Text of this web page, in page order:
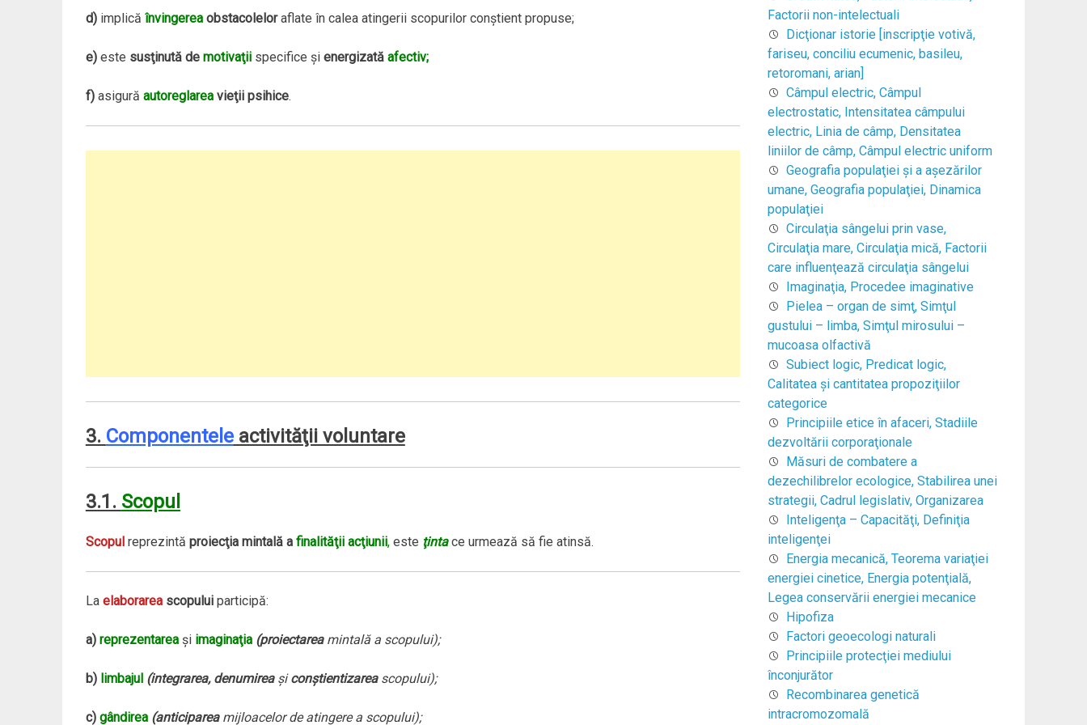
d)implică învingereaobstacoleloraflate în calea atingerii scopurilor conştient propuse;
e)este susţinută de motivaţiispecifice şi energizată afectiv;
f)asigură autoreglareavieţii psihice.
3. Componenteleactivităţii voluntare
3.1. Scopul
Scopul reprezintă proiecţia mintală a finalităţii acţiunii,este ţintace urmează să fie atinsă.
La elaborareascopuluiparticipă:
a) reprezentareaşi imaginaţia (proiectareamintală a scopului);
b) limbajul (integrarea, denumireaşiconştientizareascopului);
c)gândirea (anticipareamijloacelor de atingere a scopului);
Factorii non-intelectuali
Dicţionar istorie [inscripţie votivă,
fariseu, conciliu ecumenic, basileu,
retoromani, arian]
Câmpul electric, Câmpul
electrostatic, Intensitatea câmpului
electric, Linia de câmp, Densitatea
liniilor de câmp, Câmpul electric uniform
Geografia populaţiei şi a aşezărilor
umane, Geografia populaţiei, Dinamica
populaţiei
Circulaţia sângelui prin vase,
Circulaţia mare, Circulaţia mică, Factorii
care influenţează circulaţia sângelui
Imaginaţia, Procedee imaginative
Pielea – organ de simţ, Simţul
gustului – limba, Simţul mirosului –
mucoasa olfactivă
Subiect logic, Predicat logic,
Calitatea şi cantitatea propoziţiilor
categorice
Principiile etice în afaceri, Stadiile
dezvoltării corporaţionale
Măsuri de combatere a
dezechilibrelor ecologice, Stabilirea unei
strategii, Cadrul legislativ, Organizarea
Inteligenţa – Capacităţi, Definiţia
inteligenţei
Energia mecanică, Teorema variaţiei
energiei cinetice, Energia potenţială,
Legea conservării energiei mecanice
Hipofiza
Factori geoecologi naturali
Principiile protecţiei mediului
înconjurător
Recombinarea genetică
intracromozomală